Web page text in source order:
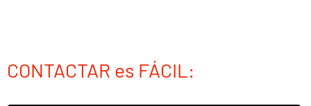
CONTACTAR es FÁCIL: